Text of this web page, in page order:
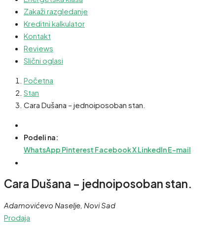
Zakaži razgledanje
Kreditni kalkulator
Kontakt
Reviews
Slični oglasi
Početna
Stan
Cara Dušana – jednoiposoban stan.
Podeli na:
WhatsApp Pinterest FacebookXLinkedInE-mail
Cara Dušana – jednoiposoban stan.
Adamovićevo Naselje, Novi Sad
Prodaja